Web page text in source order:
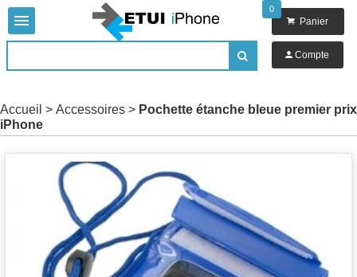


0
 Panier
 Compte
Accueil > Accessoires > Pochette étanche bleue premier prix
iPhone